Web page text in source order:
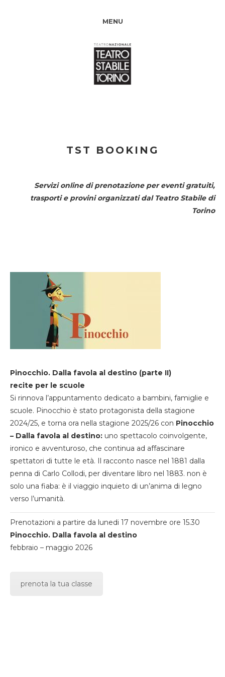
MENU
TST BOOKING
Servizi online di prenotazione per eventi gratuiti,
trasporti e provini organizzati dal Teatro Stabile di
Torino
Pinocchio. Dalla favola al destino (parte II)
recite per le scuole
Si rinnova l’appuntamento dedicato a bambini, famiglie e
scuole. Pinocchio è stato protagonista della stagione
2024/25, e torna ora nella stagione 2025/26 con Pinocchio
– Dalla favola al destino: uno spettacolo coinvolgente,
ironico e avventuroso, che continua ad affascinare
spettatori di tutte le età. Il racconto nasce nel 1881 dalla
penna di Carlo Collodi, per diventare libro nel 1883. non è
solo una fiaba: è il viaggio inquieto di un’anima di legno
verso l’umanità.
Prenotazioni a partire da lunedi 17 novembre ore 15.30
Pinocchio. Dalla favola al destino
febbraio – maggio 2026
prenota la tua classe